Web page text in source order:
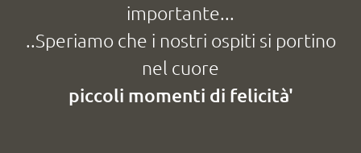
importante...
..Speriamo che i nostri ospiti si portino
nel cuore
piccoli momenti di felicità'